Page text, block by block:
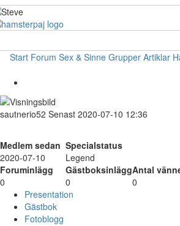
Start Forum Sex & Sinne Grupper Artiklar
sautnerio52 Senast 2020-07-10 12:36
Medlem sedan Specialstatus
2020-07-10
Legend
Foruminlägg
GästboksinläggAntal
0
0
0
Presentation
Gästbok
Fotoblogg